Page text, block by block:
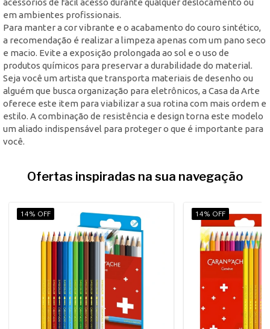
em ambientes profissionais.
Para manter a cor vibrante e o acabamento do couro sintético,
a recomendação é realizar a limpeza apenas com um pano seco
e macio. Evite a exposição prolongada ao sol e o uso de
produtos químicos para preservar a durabilidade do material.
Seja você um artista que transporta materiais de desenho ou
alguém que busca organização para eletrônicos, a Casa da Arte
oferece este item para viabilizar a sua rotina com mais ordem e
estilo. A combinação de resistência e design torna este modelo
um aliado indispensável para proteger o que é importante para
você.
Ofertas inspiradas na sua navegação
14% OFF 14% OFF